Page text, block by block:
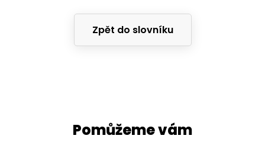
Zpět do slovníku
Pomůžeme vám